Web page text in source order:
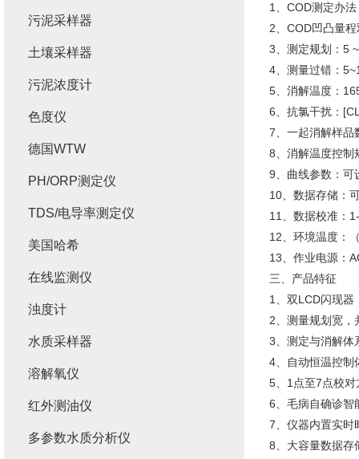
1、COD测定办
2、COD凹凸量
3、测定规划：5
4、测量过错：
5、消解温度：
6、抗氯干扰：
7、一起消解样品
8、消解温度控
9、曲线参数：可
10、数据存储：
11、数据校准：
12、环境温度：
13、作业电源：
三、产品特征
1、双LCD闪现器
2、测量规划宽，
3、测定与消解体
4、自动恒温控制
5、1点至7点校
6、毛病自确诊智
7、仪器内置实时
8、大容量数据存
污泥采样器
土壤采样器
污泥浓度计
色度仪
德国WTW
PH/ORP测定仪
TDS/电导率测定仪
美国哈希
在线监测仪
浊度计
水质采样器
溶解氧仪
红外测油仪
多参数水质分析仪